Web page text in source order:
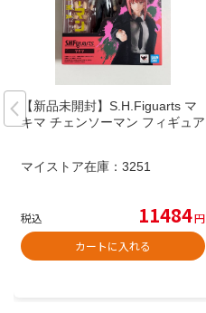
【新品未開封】S.H.Figuarts マ
キマ チェンソーマン フィギュア
マイストア在庫： 3251
税込 11484円
カートに入れる